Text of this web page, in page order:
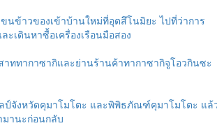
นข้าวของเข้าบ้านใหม่ที่อุตสึโนมิยะ ไปที่ว่าการ
ละเดินหาซื้อเครื่องเรือนมือสอง
าททากาซากิและย่านร้านค้าทากาซากิจูโอวกินซะ
ป์จังหวัดคุมาโมโตะ และพิพิธภัณฑ์คุมาโมโตะ แล้
มานะก่อนกลับ